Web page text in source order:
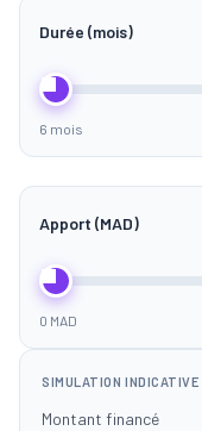
Durée (mois)
6 mois
Apport (MAD)
0 MAD
SIMULATION INDICATIVE
Montant financé